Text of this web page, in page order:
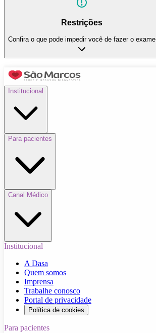
Restrições
Confira o que pode impedir você de fazer o exame
Institucional
Para pacientes
Canal Médico
Institucional
A Dasa
Quem somos
Imprensa
Trabalhe conosco
Portal de privacidade
Política de cookies
Para pacientes